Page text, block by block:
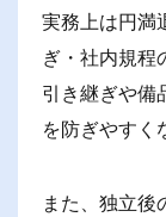
実務上は円満
ぎ・社内規程
引き継ぎや備
を防ぎやすく
また、独立後